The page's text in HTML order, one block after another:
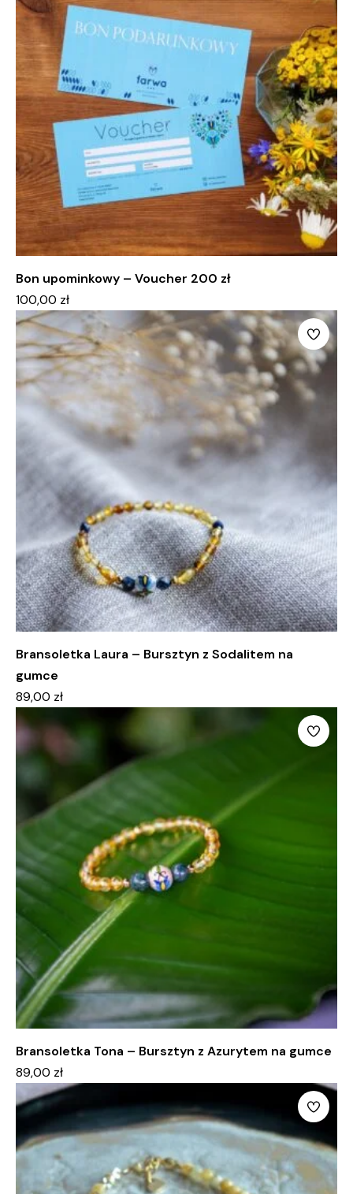
Bon upominkowy – Voucher 200 zł
100,00 zł
Bransoletka Laura – Bursztyn z Sodalitem na
gumce
89,00 zł
Bransoletka Tona – Bursztyn z Azurytem na gumce
89,00 zł